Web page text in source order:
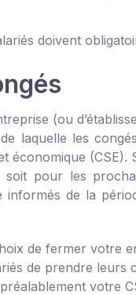
doivent
(ou
laquelle les
économique
pour les
de la
de fermer votre
de prendre leurs
votre